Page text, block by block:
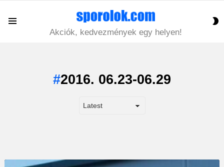
Akciók, kedvezmények egy helyen!
2016. 06.23-06.29